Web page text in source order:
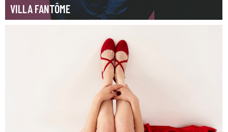
VILLA FANTÔME